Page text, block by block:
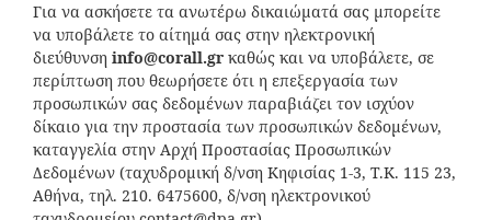
Για να ασκήσετε τα ανωτέρω δικαιώματά σας μπορείτε
να υποβάλετε το αίτημά σας στην ηλεκτρονική
διεύθυνση info@corall.gr καθώς και να υποβάλετε, σε
περίπτωση που θεωρήσετε ότι η επεξεργασία των
προσωπικών σας δεδομένων παραβιάζει τον ισχύον
δίκαιο για την προστασία των προσωπικών δεδομένων,
καταγγελία στην Αρχή Προστασίας Προσωπικών
Δεδομένων (ταχυδρομική δ/νση Κηφισίας 1-3, Τ.Κ. 115 23,
Αθήνα, τηλ. 210. 6475600, δ/νση ηλεκτρονικού